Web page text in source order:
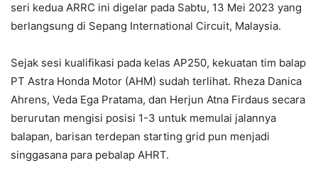
seri kedua ARRC ini digelar pada Sabtu, 13 Mei 2023 yang
berlangsung di Sepang International Circuit, Malaysia.
Sejak sesi kualifikasi pada kelas AP250, kekuatan tim balap
PT Astra Honda Motor (AHM) sudah terlihat. Rheza Danica
Ahrens, Veda Ega Pratama, dan Herjun Atna Firdaus secara
berurutan mengisi posisi 1-3 untuk memulai jalannya
balapan, barisan terdepan starting grid pun menjadi
singgasana para pebalap AHRT.